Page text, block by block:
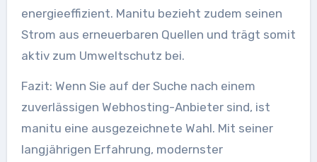
energieeffizient. Manitu bezieht zudem seinen
Strom aus erneuerbaren Quellen und trägt somit
aktiv zum Umweltschutz bei.
Fazit: Wenn Sie auf der Suche nach einem
zuverlässigen Webhosting-Anbieter sind, ist
manitu eine ausgezeichnete Wahl. Mit seiner
langjährigen Erfahrung, modernster